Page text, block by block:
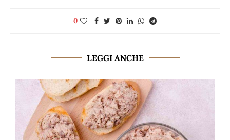
0
LEGGI ANCHE